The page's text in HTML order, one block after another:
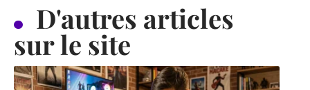
D'autres articles
sur le site